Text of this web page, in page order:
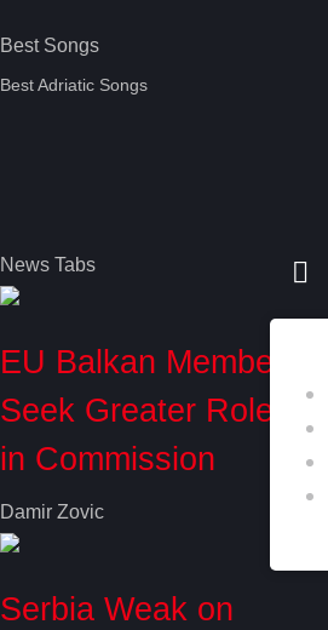
Best Songs
Best Adriatic Songs
News Tabs
EU Balkan Members
Seek Greater Role
in Commission
Damir Zovic
Serbia Weak on